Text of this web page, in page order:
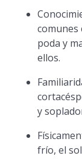
comunes
poda y
ellos.
y
frío, el